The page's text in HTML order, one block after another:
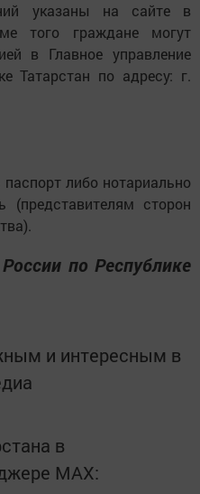
указаны на сайте в
того граждане могут
в Главное управление
Татарстан по адресу: г.
либо нотариально
(представителям сторон
по Республике
и интересным в
в
MАХ: